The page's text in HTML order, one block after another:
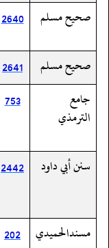
صحيح مسلم
2640
صحيح مسلم
2641
جامع
الترمذي
753
سنن أبي داود
2442
مسندالحميدي
202